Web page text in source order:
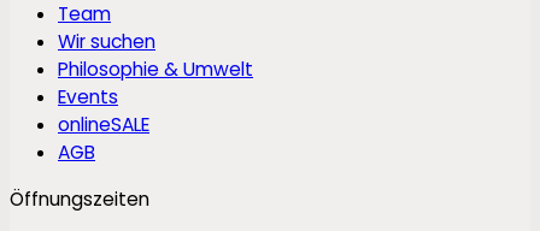
Team
Wir suchen
Philosophie & Umwelt
Events
onlineSALE
AGB
Öffnungszeiten